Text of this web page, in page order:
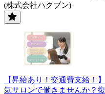
(株式会社ハクブン)
【昇給あり！交通費支給！
気サロンで働きませんか？